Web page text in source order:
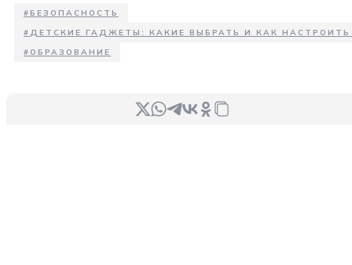
#БЕЗОПАСНОСТЬ
# ДЕТСКИЕ ГАДЖЕТЫ: КАКИЕ ВЫБРАТЬ И КАК
# ОБРАЗОВАНИЕ